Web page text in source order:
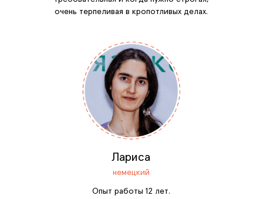
очень терпеливая в кропотливых делах.
Опыт работы 12 лет.
Лариса
немецкий